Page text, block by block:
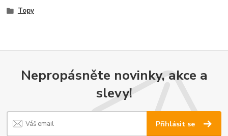
Topy
Nepropásněte novinky, akce a
slevy!
Přihlásit se